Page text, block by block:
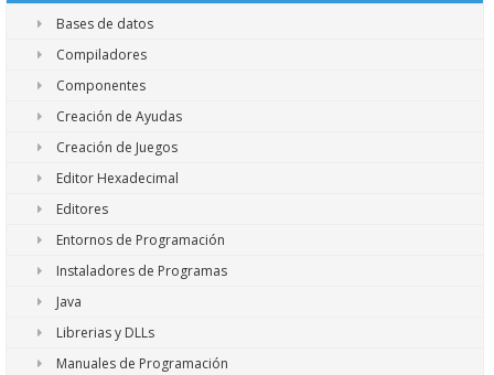
Bases de datos
Compiladores
Componentes
Creación de Ayudas
Creación de Juegos
Editor Hexadecimal
Editores
Entornos de Programación
Instaladores de Programas
Java
Librerias y DLLs
Manuales de Programación